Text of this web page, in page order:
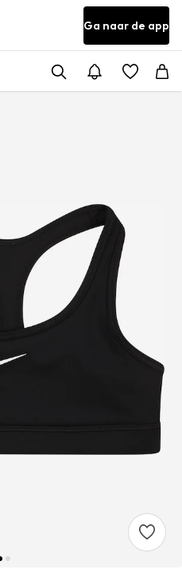
Ga naar de app